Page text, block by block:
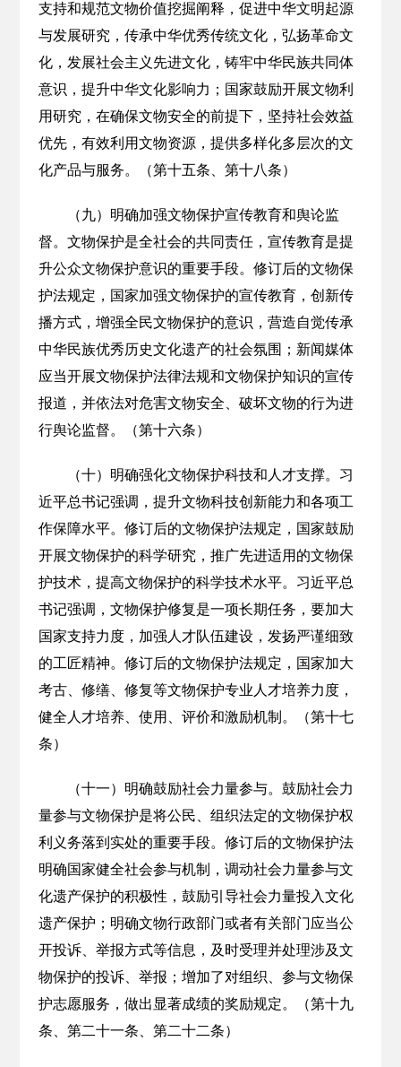
支持和规范文物价值挖掘阐释，促进中华文明起源
与发展研究，传承中华优秀传统文化，弘扬革命文
化，发展社会主义先进文化，铸牢中华民族共同体
意识，提升中华文化影响力；国家鼓励开展文物利
用研究，在确保文物安全的前提下，坚持社会效益
优先，有效利用文物资源，提供多样化多层次的文
化产品与服务。（第十五条、第十八条）
（九）明确加强文物保护宣传教育和舆论监
督。文物保护是全社会的共同责任，宣传教育是提
升公众文物保护意识的重要手段。修订后的文物保
护法规定，国家加强文物保护的宣传教育，创新传
播方式，增强全民文物保护的意识，营造自觉传承
中华民族优秀历史文化遗产的社会氛围；新闻媒体
应当开展文物保护法律法规和文物保护知识的宣传
报道，并依法对危害文物安全、破坏文物的行为进
行舆论监督。（第十六条）
（十）明确强化文物保护科技和人才支撑。习
近平总书记强调，提升文物科技创新能力和各项工
作保障水平。修订后的文物保护法规定，国家鼓励
开展文物保护的科学研究，推广先进适用的文物保
护技术，提高文物保护的科学技术水平。习近平总
书记强调，文物保护修复是一项长期任务，要加大
国家支持力度，加强人才队伍建设，发扬严谨细致
的工匠精神。修订后的文物保护法规定，国家加大
考古、修缮、修复等文物保护专业人才培养力度，
健全人才培养、使用、评价和激励机制。（第十七
条）
（十一）明确鼓励社会力量参与。鼓励社会力
量参与文物保护是将公民、组织法定的文物保护权
利义务落到实处的重要手段。修订后的文物保护法
明确国家健全社会参与机制，调动社会力量参与文
化遗产保护的积极性，鼓励引导社会力量投入文化
遗产保护；明确文物行政部门或者有关部门应当公
开投诉、举报方式等信息，及时受理并处理涉及文
物保护的投诉、举报；增加了对组织、参与文物保
护志愿服务，做出显著成绩的奖励规定。（第十九
条、第二十一条、第二十二条）